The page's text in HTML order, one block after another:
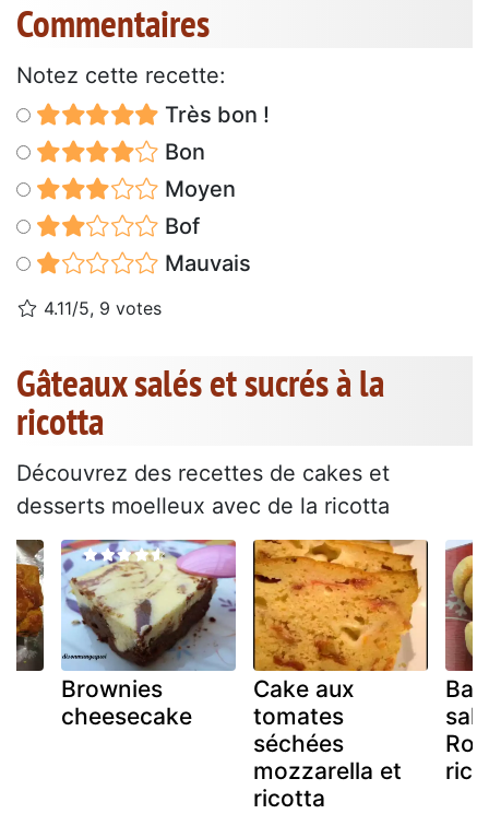
Commentaires
Notez cette recette:
Très bon !
Bon
Moyen
Bof
Mauvais
4.11/5, 9 votes
Gâteaux salés et sucrés à la
ricotta
Découvrez des recettes de cakes et
desserts moelleux avec de la ricotta
Brownies
cheesecake
Cake aux
tomates
séchées
mozzarella et
ricotta